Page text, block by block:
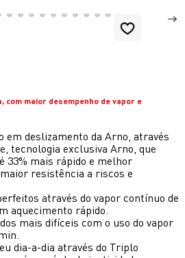
com maior desempenho de vapor e
em deslizamento da Arno, através
tecnologia exclusiva Arno, que
33% mais rápido e melhor
resistência a riscos e
através do vapor contínuo de
aquecimento rápido.
mais difíceis com o uso do vapor
dia-a-dia através do Triplo
rochedo stone pro
pure pop
vermelha